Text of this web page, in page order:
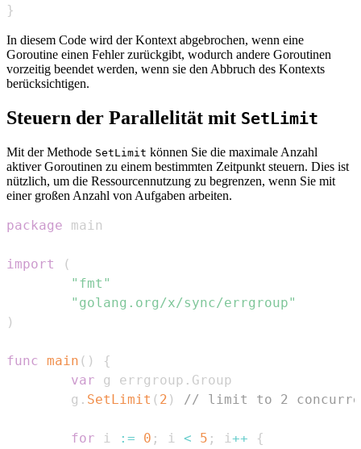
}
In diesem Code wird der Kontext abgebrochen, wenn eine
Goroutine einen Fehler zurückgibt, wodurch andere Goroutinen
vorzeitig beendet werden, wenn sie den Abbruch des Kontexts
berücksichtigen.
Steuern der Parallelität mit SetLimit
Mit der Methode SetLimit können Sie die maximale Anzahl
aktiver Goroutinen zu einem bestimmten Zeitpunkt steuern. Dies ist
nützlich, um die Ressourcennutzung zu begrenzen, wenn Sie mit
einer großen Anzahl von Aufgaben arbeiten.
package
import
(
"fmt"
"golang.org/x/sync/errgroup"
)
func main ( )
{
var g errgroup .
        g
. SetLimit ( 2 ) // limit to 2
for i := 0 ; i < 5 ; i++
{